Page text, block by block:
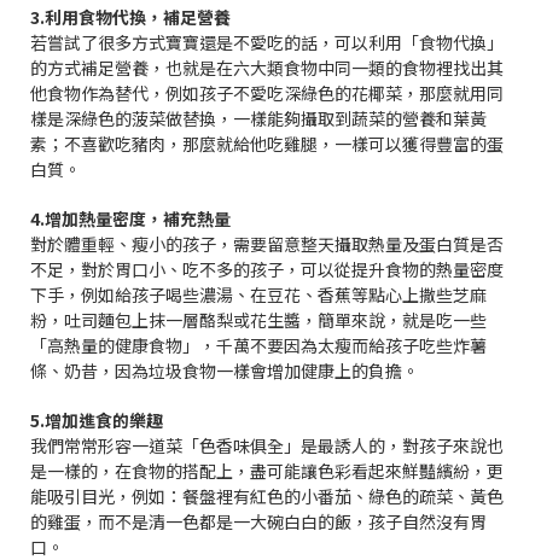
3.利用食物代換，補足營養
若嘗試了很多方式寶寶還是不愛吃的話，可以利用「食物代換」
的方式補足營養，也就是在六大類食物中同一類的食物裡找出其
他食物作為替代，例如孩子不愛吃深綠色的花椰菜，那麼就用同
樣是深綠色的菠菜做替換，一樣能夠攝取到蔬菜的營養和葉黃
素；不喜歡吃豬肉，那麼就給他吃雞腿，一樣可以獲得豐富的蛋
白質。
4.增加熱量密度，補充熱量
對於體重輕、瘦小的孩子，需要留意整天攝取熱量及蛋白質是否
不足，對於胃口小、吃不多的孩子，可以從提升食物的熱量密度
下手，例如給孩子喝些濃湯、在豆花、香蕉等點心上撒些芝麻
粉，吐司麵包上抹一層酪梨或花生醬，簡單來說，就是吃一些
「高熱量的健康食物」，千萬不要因為太瘦而給孩子吃些炸薯
條、奶昔，因為垃圾食物一樣會增加健康上的負擔。
5.增加進食的樂趣
我們常常形容一道菜「色香味俱全」是最誘人的，對孩子來說也
是一樣的，在食物的搭配上，盡可能讓色彩看起來鮮豔繽紛，更
能吸引目光，例如：餐盤裡有紅色的小番茄、綠色的疏菜、黃色
的雞蛋，而不是清一色都是一大碗白白的飯，孩子自然沒有胃
口。